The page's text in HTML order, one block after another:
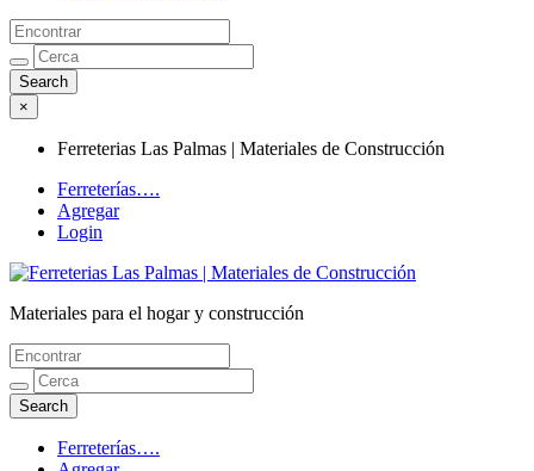
×
Ferreterias Las Palmas | Materiales de Construcción
Ferreterías….
Agregar
Login
Ferreterias Las Palmas | Materiales de
Construcción
Materiales para el hogar y construcción
Ferreterías….